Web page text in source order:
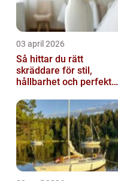
03 april 2026
Så hittar du rätt
skräddare för stil,
hållbarhet och perfekt